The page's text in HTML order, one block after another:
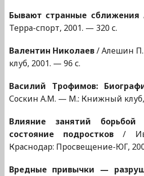
Бывают странные сближения
Терра-спорт, 2001. — 320 с.
Валентин Николаев/ Алешин
клуб, 2001. — 96 с.
Василий Трофимов:
Соскин А.М. — М.: Книжный клуб,
Влияние занятий борьбой
состояние подростков/
Краснодар: Просвещение-ЮГ,
Вредные привычки —